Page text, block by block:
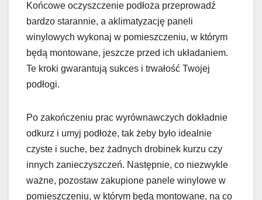
Końcowe oczyszczenie podłoża przeprowadź
bardzo starannie, a aklimatyzację paneli
winylowych wykonaj w pomieszczeniu, w którym
będą montowane, jeszcze przed ich układaniem.
Te kroki gwarantują sukces i trwałość Twojej
podłogi.
Po zakończeniu prac wyrównawczych dokładnie
odkurz i umyj podłoże, tak żeby było idealnie
czyste i suche, bez żadnych drobinek kurzu czy
innych zanieczyszczeń. Następnie, co niezwykle
ważne, pozostaw zakupione panele winylowe w
pomieszczeniu, w którym będą montowane, na co